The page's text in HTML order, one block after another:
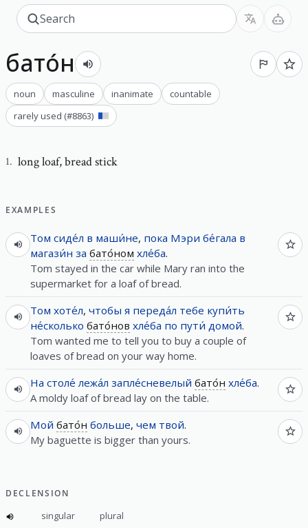
бато́н
noun masculine inanimate
countable
rarely used (#8863)
1. long loaf,bread stick
EXAMPLES
Том сиде́л в маши́не, пока Мэри бе́гала в
магази́н за бато́ном хле́ба.
Tom stayed in the car while Mary ran into the
supermarket for a loaf of bread.
Том хоте́л, чтобы я переда́л тебе купи́ть
не́сколько бато́нов хле́ба по пути́ домой.
Tom wanted me to tell you to buy a couple of
loaves of bread on your way home.
На столе́ лежа́л запле́сневелый бато́н хле́ба.
A moldy loaf of bread lay on the table.
Мой бато́н больше, чем твой.
My baguette is bigger than yours.
DECLENSION
singular
plural